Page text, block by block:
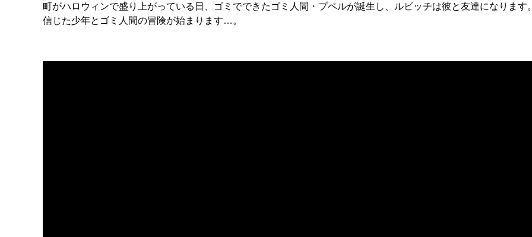
町がハロウィンで盛り上がっている日、ゴミでできたゴミ人間・プペルが誕生し、ルビッチは彼と友達になります
信じた少年とゴミ人間の冒険が始まります…。